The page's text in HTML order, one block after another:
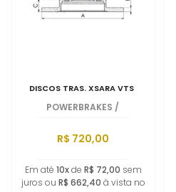
DISCOS TRAS. XSARA VTS
POWERBRAKES /
R$ 720,00
Em até 10xde R$ 72,00 sem
juros ou R$ 662,40 à vista no